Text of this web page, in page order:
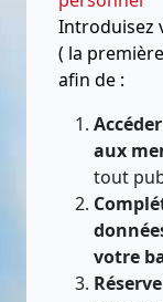
Introduisez
( la
afin de :
aux
tout
votre